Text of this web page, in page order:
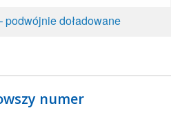
podwójnie doładowane
numer